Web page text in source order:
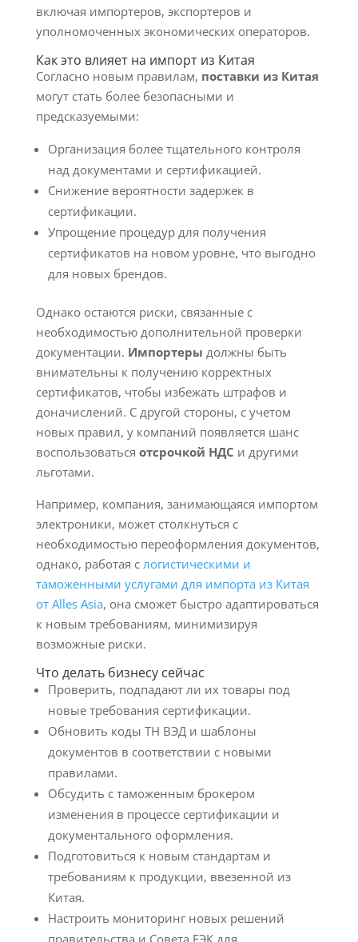
включая импортеров, экспортеров и
уполномоченных экономических операторов.
Как это влияет на импорт из Китая
Согласно новым правилам, поставки из Китая
могут стать более безопасными и
предсказуемыми:
Организация более тщательного контроля
над документами и сертификацией.
Снижение вероятности задержек в
сертификации.
Упрощение процедур для получения
сертификатов на новом уровне, что выгодно
для новых брендов.
Однако остаются риски, связанные с
необходимостью дополнительной проверки
документации. Импортеры должны быть
внимательны к получению корректных
сертификатов, чтобы избежать штрафов и
доначислений. С другой стороны, с учетом
новых правил, у компаний появляется шанс
воспользоваться отсрочкой НДС и другими
льготами.
Например, компания, занимающаяся импортом
электроники, может столкнуться с
необходимостью переоформления документов,
однако, работая с логистическими и
таможенными услугами для импорта из Китая
от Alles Asia, она сможет быстро адаптироваться
к новым требованиям, минимизируя
возможные риски.
Что делать бизнесу сейчас
Проверить, подпадают ли их товары под
новые требования сертификации.
Обновить коды ТН ВЭД и шаблоны
документов в соответствии с новыми
правилами.
Обсудить с таможенным брокером
изменения в процессе сертификации и
документального оформления.
Подготовиться к новым стандартам и
требованиям к продукции, ввезенной из
Китая.
Настроить мониторинг новых решений
правительства и Совета ЕЭК для